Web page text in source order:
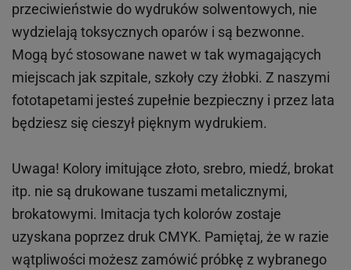
przeciwieństwie do wydruków solwentowych, nie
wydzielają toksycznych oparów i są bezwonne.
Mogą być stosowane nawet w tak wymagających
miejscach jak szpitale, szkoły czy żłobki. Z naszymi
fototapetami jesteś zupełnie bezpieczny i przez lata
będziesz się cieszył pięknym wydrukiem.
Uwaga! Kolory imitujące złoto, srebro, miedź, brokat
itp. nie są drukowane tuszami metalicznymi,
brokatowymi. Imitacja tych kolorów zostaje
uzyskana poprzez druk CMYK. Pamiętaj, że w razie
wątpliwości możesz zamówić próbkę z wybranego